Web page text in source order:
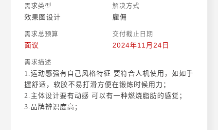
需求类型
效果图设计
解决方式
雇佣
需求总预算
面议
交付截止日期
2024年11月24日
需求描述
1.运动感强有自己风格特征 要符合人机使用，如如手
握舒适，软胶不易打滑方便在锻炼时候用力；
2.主体设计要有动感 可以有一种燃烧脂肪的感觉；
3.品牌辨识度高；